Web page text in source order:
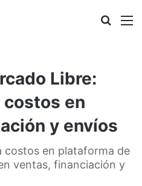
Buscar
Libre:
en
y envíos
costos en plataforma de
ventas, financiación y